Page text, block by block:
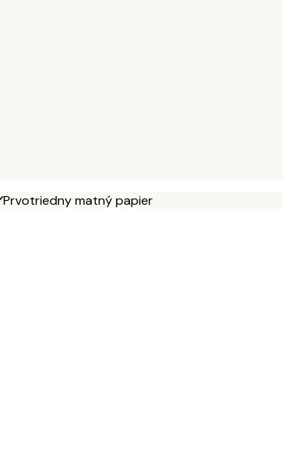
Prvotriedny matný papier